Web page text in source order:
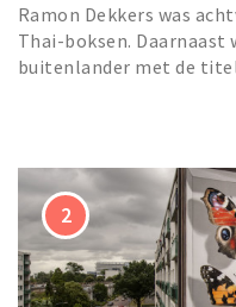
Ramon Dekkers was
Thai-boksen. Daarnaast
buitenlander met de